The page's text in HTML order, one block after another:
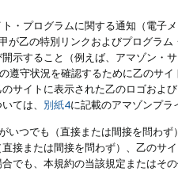
・プログラムに関する通知（電子
が乙の特別リンクおよびプログラ
示すること（例えば、アマゾン・
遵守状況を確認するために乙のサ
サイトに表示された乙のロゴおよ
ては、 別紙4に記載のアマゾンプ
いつでも（直接または間接を問わ
接または間接を問わず）、乙のサ
でも、本規約の当該規定またはそ